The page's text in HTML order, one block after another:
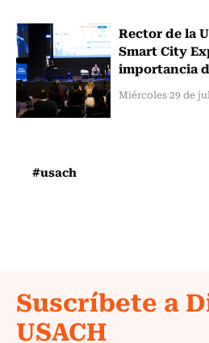
Rector de la
Smart City
importancia
Miércoles 29 de
#usach